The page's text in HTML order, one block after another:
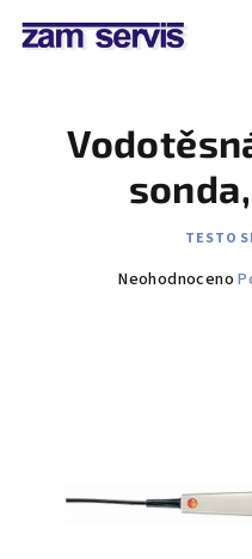
TESTO
Průměrné
Neohodnoceno